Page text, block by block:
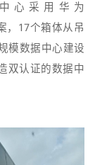
心采用华为
，17个箱体从吊
模数据中心建设
双认证的数据中